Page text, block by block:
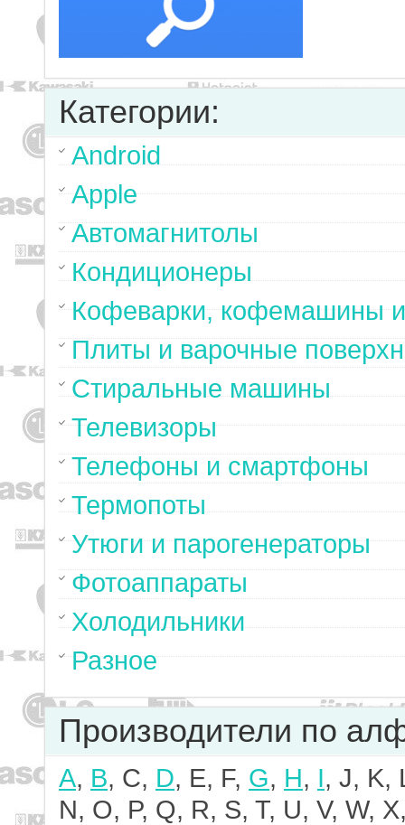
Категории:
Android
Apple
Автомагнитолы
Кондиционеры
Кофеварки, кофемашины
Плиты и варочные
Стиральные машины
Телевизоры
Телефоны и смартфоны
Термопоты
Утюги и парогенераторы
Фотоаппараты
Холодильники
Разное
Производители по
A, B, C, D, E, F, G, H, I, J, K,
N, O, P, Q, R, S, T, U, V, W,